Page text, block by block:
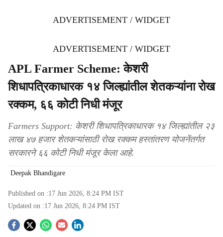
ADVERTISEMENT / WIDGET
ADVERTISEMENT / WIDGET
APL Farmer Scheme: केशरी
शिधापत्रिकाधारक १४ जिल्ह्यांतील शेतकऱ्यांना रोख
रक्कम, ६६ कोटी निधी मंजूर
Farmers Support: केशरी शिधापत्रिकाधारक १४ जिल्ह्यांतील २३
लाख ४७ हजार शेतकऱ्यांसाठी रोख रक्कम हस्तांतरण योजनेंतर्गत
सरकारने ६६ कोटी निधी मंजूर केला आहे.
Deepak Bhandigare
Published on :17 Jun 2026, 8:24 PM IST
Updated on :17 Jun 2026, 8:24 PM IST
S